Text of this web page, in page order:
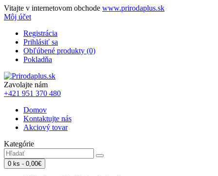
Vitajte v internetovom obchode www.prirodaplus.sk
Môj účet
Registrácia
Prihlásiť sa
Obľúbené produkty (0)
Pokladňa
Zavolajte nám
+421 951 370 480
Domov
Kontaktujte nás
Akciový tovar
Kategórie
0 ks - 0,00€